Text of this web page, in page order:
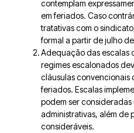
contemplam
em feriados. Caso
tratativas com o
formal a partir de julho
Adequação das escalas
regimes escalonados
cláusulas convencionais
feriados. Escalas
podem ser
administrativas, além de
consideráveis.